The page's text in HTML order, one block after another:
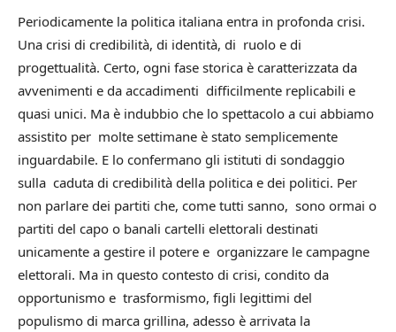
Periodicamente la politica italiana entra in profonda crisi.
Una crisi di credibilità, di identità, di ruolo e di
progettualità. Certo, ogni fase storica è caratterizzata da
avvenimenti e da accadimenti difficilmente replicabili e
quasi unici. Ma è indubbio che lo spettacolo a cui abbiamo
assistito per molte settimane è stato semplicemente
inguardabile. E lo confermano gli istituti di sondaggio
sulla caduta di credibilità della politica e dei politici. Per
non parlare dei partiti che, come tutti sanno, sono ormai o
partiti del capo o banali cartelli elettorali destinati
unicamente a gestire il potere e organizzare le campagne
elettorali. Ma in questo contesto di crisi, condito da
opportunismo e trasformismo, figli legittimi del
populismo di marca grillina, adesso è arrivata la